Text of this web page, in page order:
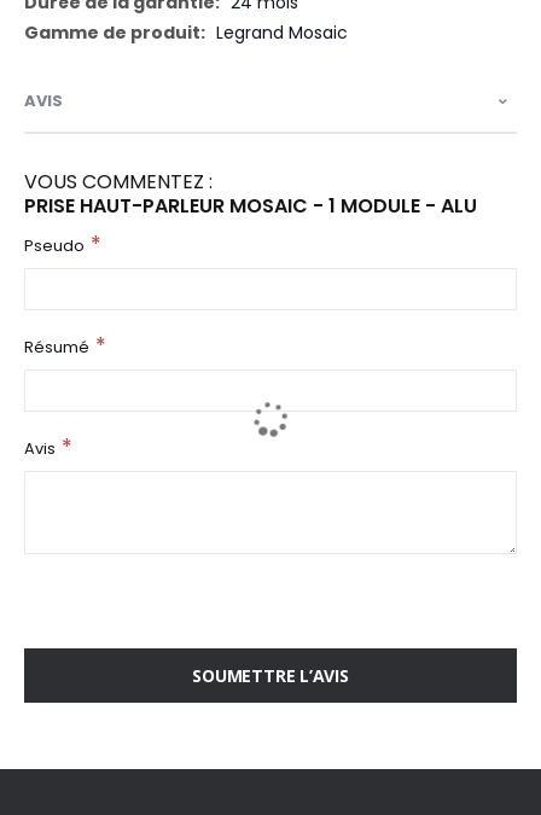
Legrand Mosaic
AVIS
VOUS COMMENTEZ :
PRISE HAUT-PARLEUR MOSAIC - 1 MODULE - ALU
Pseudo
Résumé
Avis
SOUMETTRE L’AVIS